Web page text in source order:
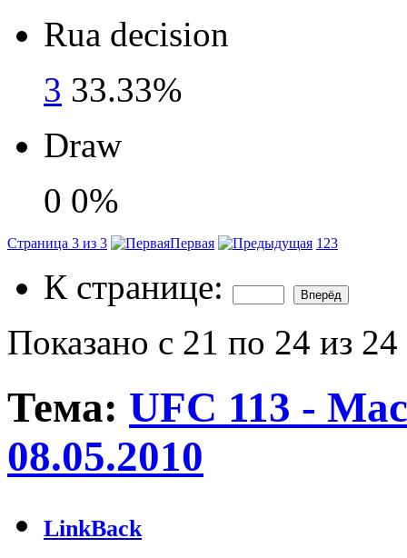
Rua decision
3 33.33%
Draw
0 0%
Страница 3 из 3 Первая 123
К странице:
Показано с 21 по 24 из 24
Тема: UFC 113 -
08.05.2010
LinkBack